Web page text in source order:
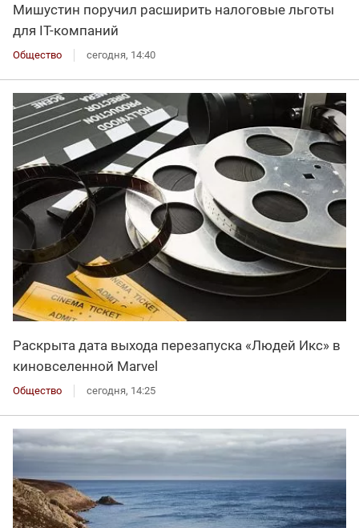
Мишустин поручил расширить налоговые льготы
для IT-компаний
Общество сегодня, 14:40
Раскрыта дата выхода перезапуска «Людей Икс» в
киновселенной Marvel
Общество сегодня, 14:25